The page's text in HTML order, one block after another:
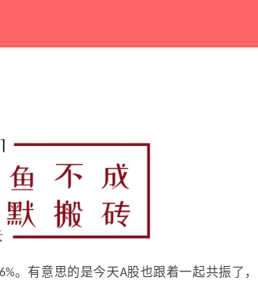
。有意思的是今天A股也跟着一起共振了，